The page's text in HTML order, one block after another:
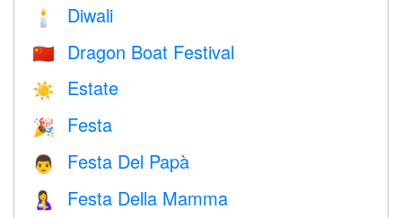
🕯 Diwali
🇨🇳 Dragon Boat Festival
☀️ Estate
🎉 Festa
👨 Festa Del Papà
🤱 Festa Della Mamma